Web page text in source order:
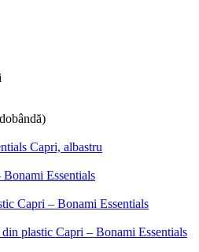
Capri, albastru
Bonami Essentials
Capri – Bonami Essentials
plastic Capri – Bonami Essentials